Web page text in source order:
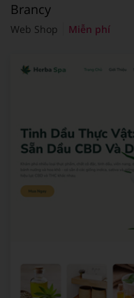
Brancy
Web Shop Miễn phí